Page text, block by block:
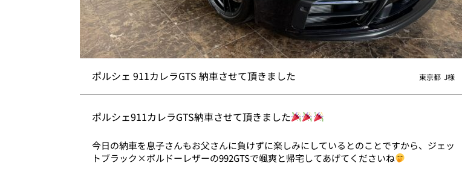
ポルシェ 911カレラGTS 納車させて頂きました 東京都 J様
ポルシェ911カレラGTS納車させて頂きました
今日の納車を息子さんもお父さんに負けずに楽しみにしているとのことですから、ジェッ
トブラック×ボルドーレザーの992GTSで颯爽と帰宅してあげてくださいね